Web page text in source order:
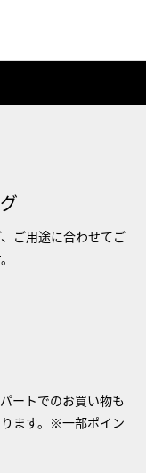
ご用途に合わせてご
ートでのお買い物も
ます。※一部ポイン